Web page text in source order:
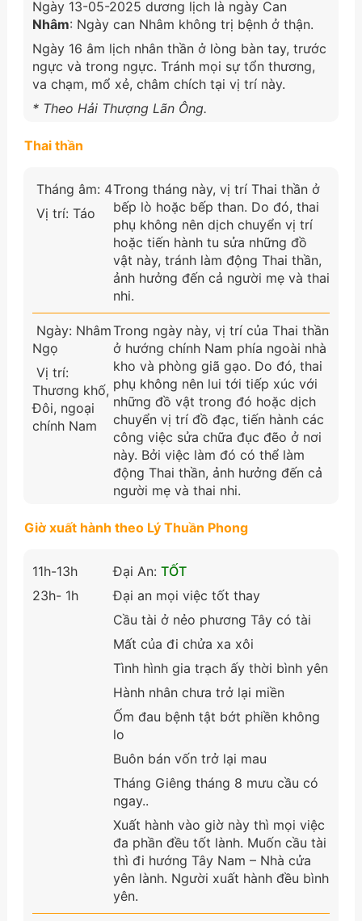
Ngày 13-05-2025 dương lịch là ngày Can
Nhâm: Ngày can Nhâm không trị bệnh ở thận.
Ngày 16 âm lịch nhân thần ở lòng bàn tay, trước
ngực và trong ngực. Tránh mọi sự tổn thương,
va chạm, mổ xẻ, châm chích tại vị trí này.
* Theo Hải Thượng Lãn Ông.
Thai thần
Tháng âm: 4
Vị trí: Táo
Trong tháng này, vị trí Thai thần ở
bếp lò hoặc bếp than. Do đó, thai
phụ không nên dịch chuyển vị trí
hoặc tiến hành tu sửa những đồ
vật này, tránh làm động Thai thần,
ảnh hưởng đến cả người mẹ và thai
nhi.
Ngày: Nhâm
Ngọ
Vị trí:
Thương khố,
Đôi, ngoại
chính Nam
Trong ngày này, vị trí của Thai thần
ở hướng chính Nam phía ngoài nhà
kho và phòng giã gạo. Do đó, thai
phụ không nên lui tới tiếp xúc với
những đồ vật trong đó hoặc dịch
chuyển vị trí đồ đạc, tiến hành các
công việc sửa chữa đục đẽo ở nơi
này. Bởi việc làm đó có thể làm
động Thai thần, ảnh hưởng đến cả
người mẹ và thai nhi.
Giờ xuất hành theo Lý Thuần Phong
11h-13h
23h- 1h
Đại An: TỐT
Đại an mọi việc tốt thay
Cầu tài ở nẻo phương Tây có tài
Mất của đi chửa xa xôi
Tình hình gia trạch ấy thời bình yên
Hành nhân chưa trở lại miền
Ốm đau bệnh tật bớt phiền không
lo
Buôn bán vốn trở lại mau
Tháng Giêng tháng 8 mưu cầu có
ngay..
Xuất hành vào giờ này thì mọi việc
đa phần đều tốt lành. Muốn cầu tài
thì đi hướng Tây Nam – Nhà cửa
yên lành. Người xuất hành đều bình
yên.